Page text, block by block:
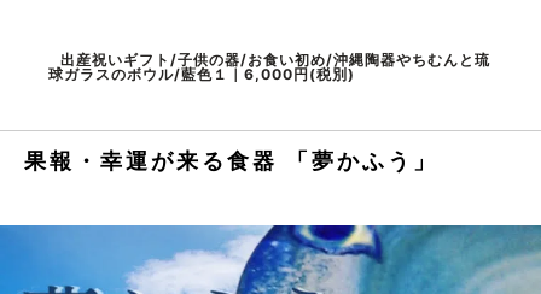
出産祝いギフト/子供の器/お食い初め/沖縄陶器やちむんと琉
球ガラスのボウル/藍色１｜6,000円(税別)
果報・幸運が来る食器 「夢かふう」